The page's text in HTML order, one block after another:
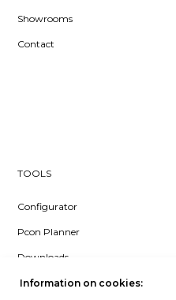
Showrooms
Contact
TOOLS
Configurator
Pcon Planner
Downloads
Log in
Information on cookies: